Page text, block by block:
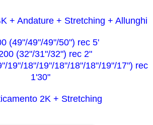
+ Andature + Stretching + Allunghi
(49"/49"/49"/50") rec 5'
(32"/31"/32") rec 2"
19"/18"/19"/18"/18"/18"/19"/17") rec
1'30"
2K + Stretching